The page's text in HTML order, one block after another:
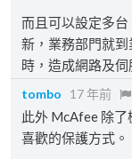
而且可以設定多
新，業務部門就
時，造成網路及伺
tombo 17 年前
此外 McAfee 除
喜歡的保護方式。